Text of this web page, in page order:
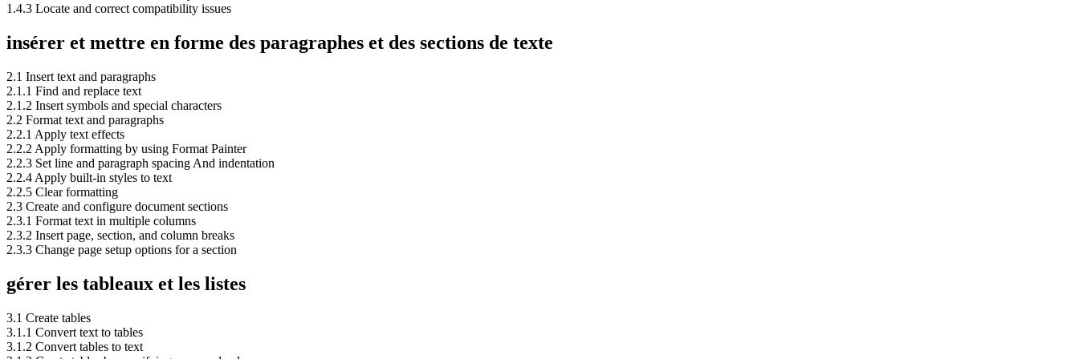
1.4.3 Locate and correct compatibility issues
insérer et mettre en forme des paragraphes et des sections de texte
2.1 Insert text and paragraphs
2.1.1 Find and replace text
2.1.2 Insert symbols and special characters
2.2 Format text and paragraphs
2.2.1 Apply text effects
2.2.2 Apply formatting by using Format Painter
2.2.3 Set line and paragraph spacing And indentation
2.2.4 Apply built-in styles to text
2.2.5 Clear formatting
2.3 Create and configure document sections
2.3.1 Format text in multiple columns
2.3.2 Insert page, section, and column breaks
2.3.3 Change page setup options for a section
gérer les tableaux et les listes
3.1 Create tables
3.1.1 Convert text to tables
3.1.2 Convert tables to text